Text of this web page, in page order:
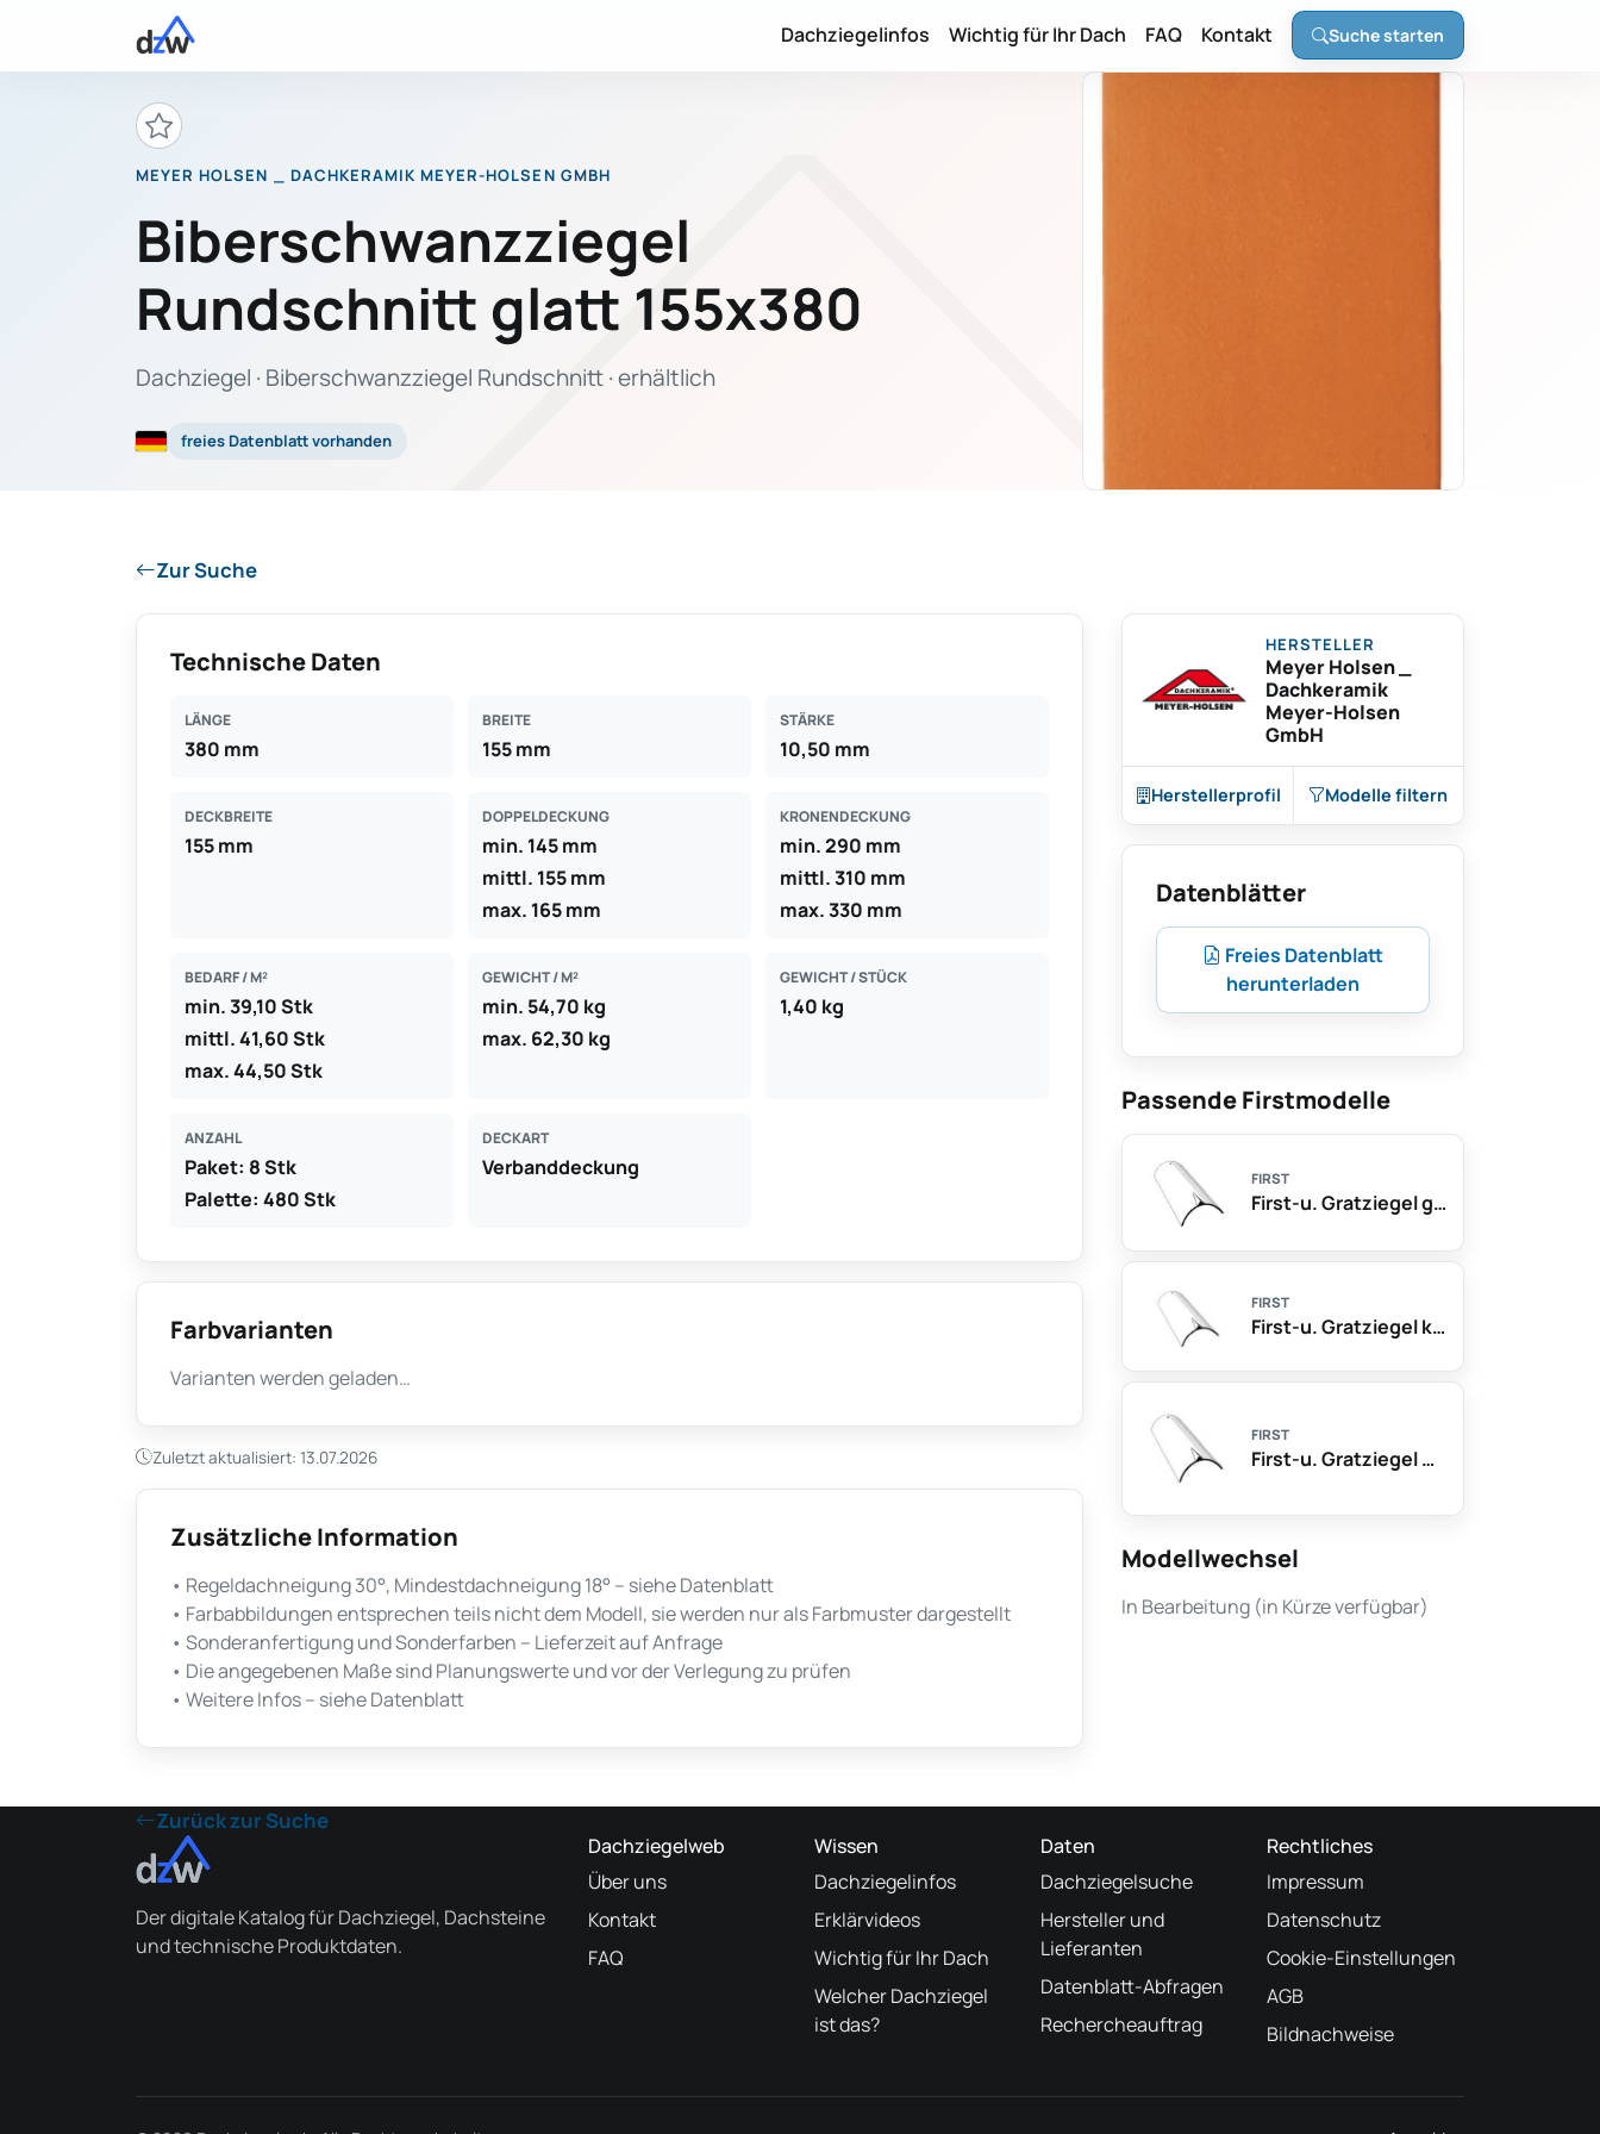
Dachziegelinfos Wichtig für Ihr Dach FAQ Kontakt Suche starten
MEYER HOLSEN _ DACHKERAMIK MEYER-HOLSEN GMBH
Biberschwanzziegel
Rundschnitt glatt 155x380
Dachziegel · Biberschwanzziegel Rundschnitt · erhältlich
freies Datenblatt vorhanden
Zur Suche
Technische Daten
LÄNGE
380 mm
BREITE
155 mm
STÄRKE
10,50 mm
DECKBREITE
155 mm
DOPPELDECKUNG
min. 145 mm
mittl. 155 mm
max. 165 mm
KRONENDECKUNG
min. 290 mm
mittl. 310 mm
max. 330 mm
BEDARF / M²
min. 39,10 Stk
mittl. 41,60 Stk
max. 44,50 Stk
GEWICHT / M²
min. 54,70 kg
max. 62,30 kg
GEWICHT / STÜCK
1,40 kg
ANZAHL
Paket: 8 Stk
Palette: 480 Stk
DECKART
Verbanddeckung
Farbvarianten
Varianten werden geladen…
Zuletzt aktualisiert: 13.07.2026
Zusätzliche Information
• Regeldachneigung 30°, Mindestdachneigung 18° – siehe Datenblatt
• Farbabbildungen entsprechen teils nicht dem Modell, sie werden nur als Farbmuster dargestellt
• Sonderanfertigung und Sonderfarben – Lieferzeit auf Anfrage
• Die angegebenen Maße sind Planungswerte und vor der Verlegung zu prüfen
• Weitere Infos – siehe Datenblatt
HERSTELLER
Meyer Holsen _
Dachkeramik
Meyer-Holsen
GmbH
Herstellerprofil Modelle filtern
Datenblätter
Freies Datenblatt
herunterladen
Passende Firstmodelle
FIRST
First-u. Gratziegel groß
FIRST
First-u. Gratziegel klein
FIRST
First-u. Gratziegel mittel
Modellwechsel
In Bearbeitung (in Kürze verfügbar)
Zurück zur Suche
Der digitale Katalog für Dachziegel, Dachsteine
und technische Produktdaten.
Dachziegelweb
Über uns
Kontakt
FAQ
Wissen
Dachziegelinfos
Erklärvideos
Wichtig für Ihr Dach
Welcher Dachziegel
ist das?
Daten
Dachziegelsuche
Hersteller und
Lieferanten
Datenblatt-Abfragen
Rechercheauftrag
Rechtliches
Impressum
Datenschutz
Cookie-Einstellungen
AGB
Bildnachweise